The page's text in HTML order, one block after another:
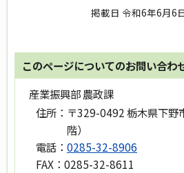
掲載日 令和6年6月6
このページについてのお問い合わ
産業振興部 農政課
住所： 〒329-0492 栃木県下野
階）
電話： 0285-32-8906
FAX： 0285-32-8611